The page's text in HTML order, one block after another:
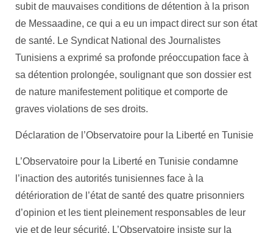
subit de mauvaises conditions de détention à la prison
de Messaadine, ce qui a eu un impact direct sur son état
de santé. Le Syndicat National des Journalistes
Tunisiens a exprimé sa profonde préoccupation face à
sa détention prolongée, soulignant que son dossier est
de nature manifestement politique et comporte de
graves violations de ses droits.
Déclaration de l’Observatoire pour la Liberté en Tunisie
L’Observatoire pour la Liberté en Tunisie condamne
l’inaction des autorités tunisiennes face à la
détérioration de l’état de santé des quatre prisonniers
d’opinion et les tient pleinement responsables de leur
vie et de leur sécurité. L’Observatoire insiste sur la